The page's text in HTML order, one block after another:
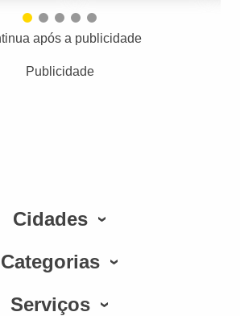
após a publicidade
Publicidade
Cidades
Categorias
Serviços